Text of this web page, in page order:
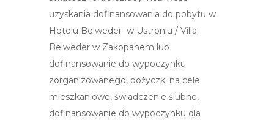
uzyskania dofinansowania do pobytu w
Hotelu Belweder w Ustroniu / Villa
Belweder w Zakopanem lub
dofinansowanie do wypoczynku
zorganizowanego, pożyczki na cele
mieszkaniowe, świadczenie ślubne,
dofinansowanie do wypoczynku dla